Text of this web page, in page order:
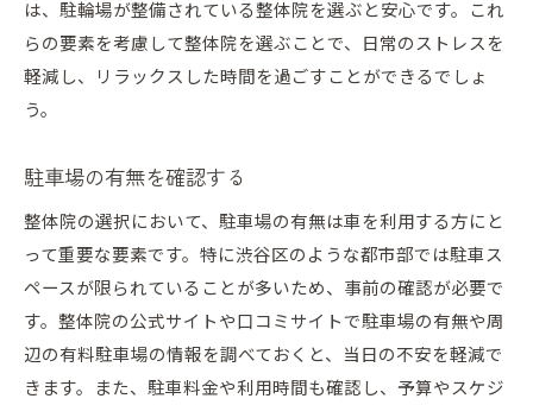
は、駐輪場が整備されている整体院を選ぶと安心です。これ
らの要素を考慮して整体院を選ぶことで、日常のストレスを
軽減し、リラックスした時間を過ごすことができるでしょ
う。
駐車場の有無を確認する
整体院の選択において、駐車場の有無は車を利用する方にと
って重要な要素です。特に渋谷区のような都市部では駐車ス
ペースが限られていることが多いため、事前の確認が必要で
す。整体院の公式サイトや口コミサイトで駐車場の有無や周
辺の有料駐車場の情報を調べておくと、当日の不安を軽減で
きます。また、駐車料金や利用時間も確認し、予算やスケジ